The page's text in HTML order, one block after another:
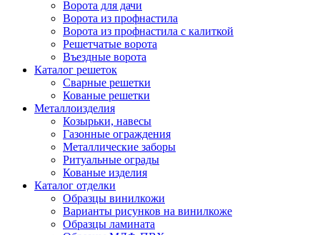
Ворота для дачи
Ворота из профнастила
Ворота из профнастила с калиткой
Решетчатые ворота
Въездные ворота
Каталог решеток
Сварные решетки
Кованые решетки
Металлоизделия
Козырьки, навесы
Газонные ограждения
Металлические заборы
Ритуальные ограды
Кованые изделия
Каталог отделки
Образцы винилкожи
Варианты рисунков на винилкоже
Образцы ламината